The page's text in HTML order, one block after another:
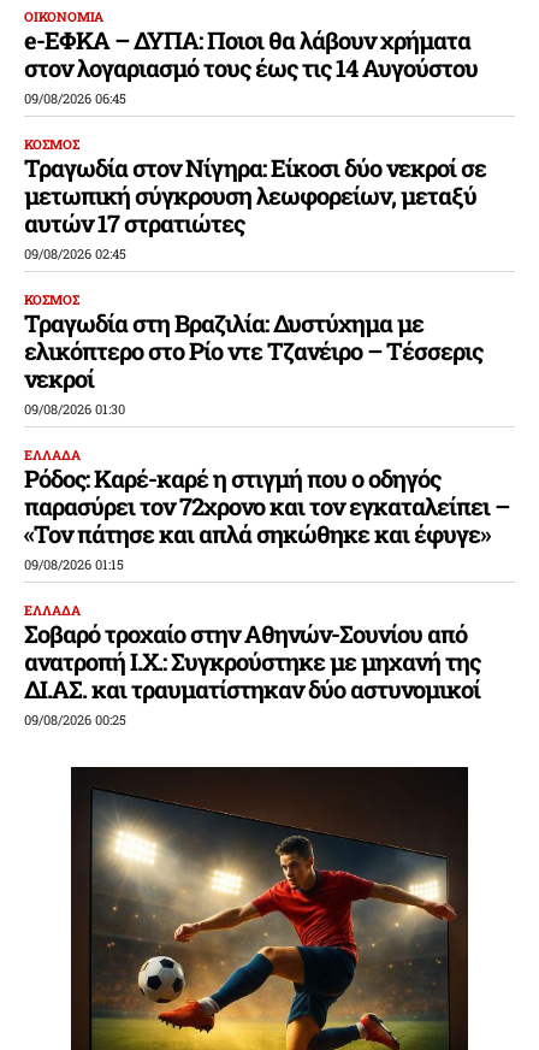
ΟΙΚΟΝΟΜΙΑ
e-ΕΦΚΑ – ΔΥΠΑ: Ποιοι θα λάβουν χρήματα
στον λογαριασμό τους έως τις 14 Αυγούστου
09/08/2026 06:45
ΚΟΣΜΟΣ
Τραγωδία στον Νίγηρα: Είκοσι δύο νεκροί σε
μετωπική σύγκρουση λεωφορείων, μεταξύ
αυτών 17 στρατιώτες
09/08/2026 02:45
ΚΟΣΜΟΣ
Τραγωδία στη Βραζιλία: Δυστύχημα με
ελικόπτερο στο Ρίο ντε Τζανέιρο – Τέσσερις
νεκροί
09/08/2026 01:30
ΕΛΛΑΔΑ
Ρόδος: Καρέ-καρέ η στιγμή που ο οδηγός
παρασύρει τον 72χρονο και τον εγκαταλείπει –
«Τον πάτησε και απλά σηκώθηκε και έφυγε»
09/08/2026 01:15
ΕΛΛΑΔΑ
Σοβαρό τροχαίο στην Αθηνών-Σουνίου από
ανατροπή Ι.Χ.: Συγκρούστηκε με μηχανή της
ΔΙ.ΑΣ. και τραυματίστηκαν δύο αστυνομικοί
09/08/2026 00:25